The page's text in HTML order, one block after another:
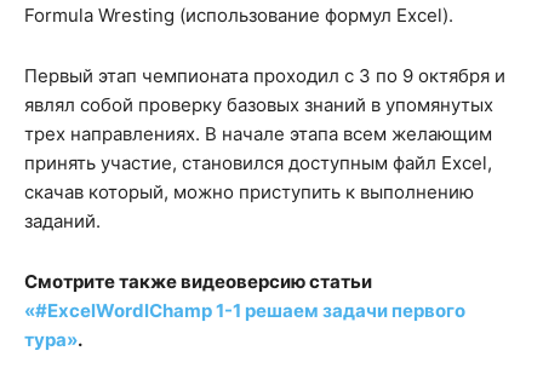
Formula Wresting (использование формул Excel).
Первый этап чемпионата проходил с 3 по 9 октября и
являл собой проверку базовых знаний в упомянутых
трех направлениях. В начале этапа всем желающим
принять участие, становился доступным файл Excel,
скачав который, можно приступить к выполнению
заданий.
Смотрите также видеоверсию статьи
«#ExcelWordlChamp 1-1 решаем задачи первого
тура».